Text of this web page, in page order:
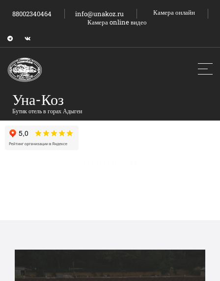
88002340464 info@unakoz.ru
Камера онлайн
Камера online видео
Уна-Коз
Бутик отель в горах Адыгеи